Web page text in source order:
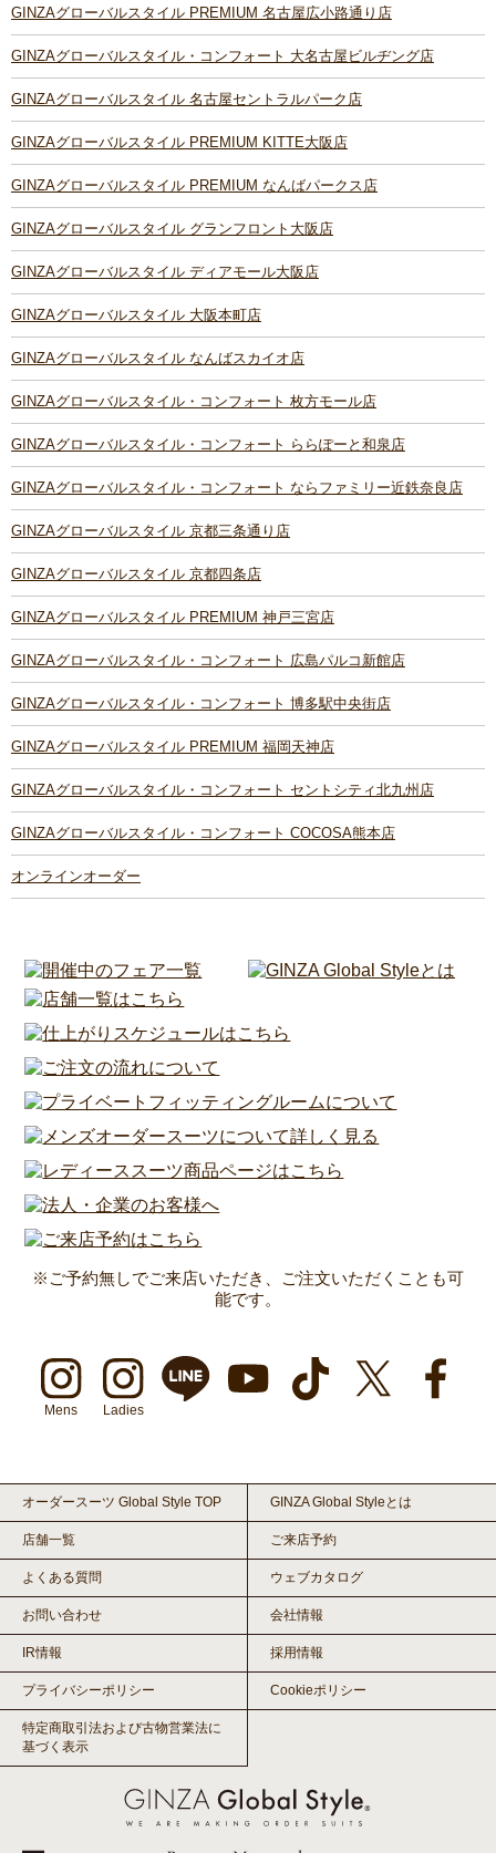
GINZAグローバルスタイル PREMIUM 名古屋広小路通り店
GINZAグローバルスタイル・コンフォート 大名古屋ビルヂング店
GINZAグローバルスタイル 名古屋セントラルパーク店
GINZAグローバルスタイル PREMIUM KITTE大阪店
GINZAグローバルスタイル PREMIUM なんばパークス店
GINZAグローバルスタイル グランフロント大阪店
GINZAグローバルスタイル ディアモール大阪店
GINZAグローバルスタイル 大阪本町店
GINZAグローバルスタイル なんばスカイオ店
GINZAグローバルスタイル・コンフォート 枚方モール店
GINZAグローバルスタイル・コンフォート ららぽーと和泉店
GINZAグローバルスタイル・コンフォート ならファミリー近鉄奈良店
GINZAグローバルスタイル 京都三条通り店
GINZAグローバルスタイル 京都四条店
GINZAグローバルスタイル PREMIUM 神戸三宮店
GINZAグローバルスタイル・コンフォート 広島パルコ新館店
GINZAグローバルスタイル・コンフォート 博多駅中央街店
GINZAグローバルスタイル PREMIUM 福岡天神店
GINZAグローバルスタイル・コンフォート セントシティ北九州店
GINZAグローバルスタイル・コンフォート COCOSA熊本店
オンラインオーダー
※ご予約無しでご来店いただき、ご注文いただくことも可
能です。
Mens Ladies
オーダースーツ Global Style TOP GINZA Global Styleとは
店舗一覧 ご来店予約
よくある質問 ウェブカタログ
お問い合わせ 会社情報
IR情報 採用情報
プライバシーポリシー Cookieポリシー
特定商取引法および古物営業法に
基づく表示